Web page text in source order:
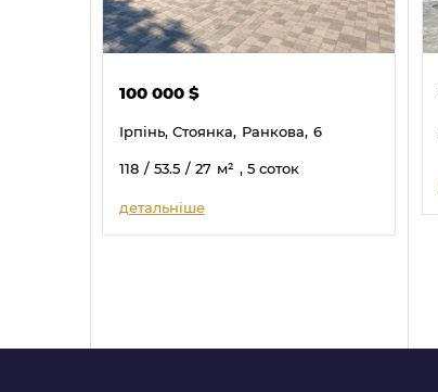
100 000 $
Ірпінь, Стоянка, Ранкова, 6
118 / 53.5 / 27 м² , 5 соток
детальніше